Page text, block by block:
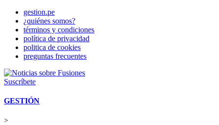
gestion.pe
¿quiénes somos?
términos y condiciones
política de privacidad
politica de cookies
preguntas frecuentes
Suscríbete
GESTIÓN
>